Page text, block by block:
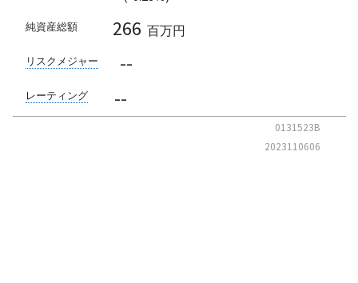
純資産総額 266 百万円
リスクメジャー --
レーティング --
0131523B
2023110606